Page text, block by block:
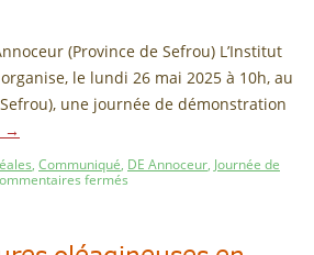
(Province de Sefrou) L’Institut
le lundi 26 mai 2025 à 10h, au
une journée de démonstration
→
, Communiqué, DE Annoceur, Journée de
fermés